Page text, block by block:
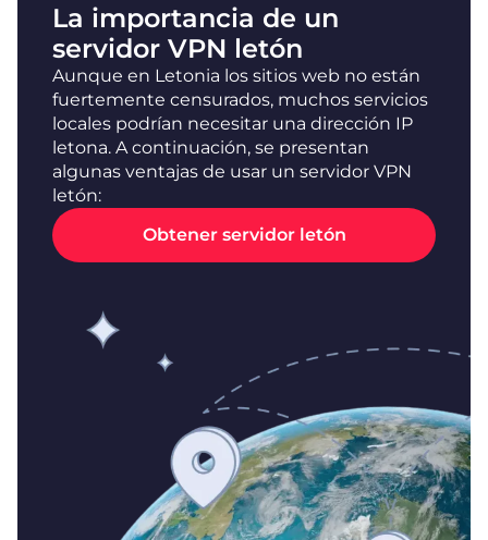
La importancia de un
servidor VPN letón
Aunque en Letonia los sitios web no están
fuertemente censurados, muchos servicios
locales podrían necesitar una dirección IP
letona. A continuación, se presentan
algunas ventajas de usar un servidor VPN
letón:
Obtener servidor letón